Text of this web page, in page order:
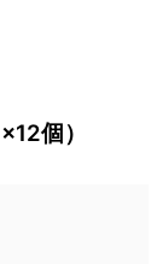
個）